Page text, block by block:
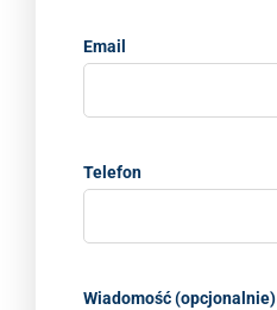
Email
Telefon
Wiadomość (opcjonalnie)